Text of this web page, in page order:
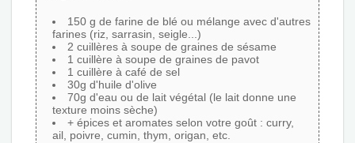
150 g de farine de blé ou mélange avec d'autres
farines (riz, sarrasin, seigle...)
2 cuillères à soupe de graines de sésame
1 cuillère à soupe de graines de pavot
1 cuillère à café de sel
30g d'huile d'olive
70g d'eau ou de lait végétal (le lait donne une
texture moins sèche)
+ épices et aromates selon votre goût : curry,
ail, poivre, cumin, thym, origan, etc.